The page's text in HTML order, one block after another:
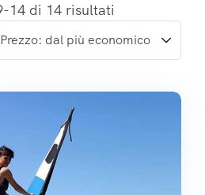
14 di 14 risultati